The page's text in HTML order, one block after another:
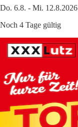
Do. 6.8. - Mi. 12.8.2026
Noch 4 Tage gültig